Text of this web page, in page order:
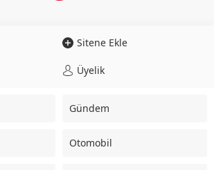
AK Parti’den
Aday
Açıkladı
918